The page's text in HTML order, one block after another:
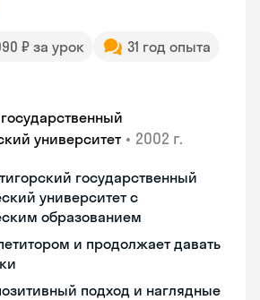
₽ за урок
31 год опыта
университет • 2002 г.
государственный
университет с
образованием
и продолжает давать
подход и наглядные